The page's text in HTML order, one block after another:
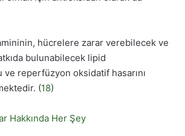
hücrelere zarar verebilecek ve
bulunabilecek lipid
reperfüzyon oksidatif hasarını
(18)
Hakkında Her Şey